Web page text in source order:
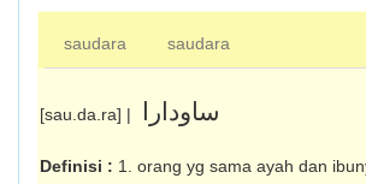
saudara saudara
[sau.da.ra] | ساودارا
Definisi : 1. orang yg sama ayah dan